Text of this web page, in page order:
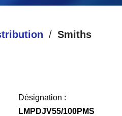
Smiths
Désignation :
LMPDJV55/100PMS